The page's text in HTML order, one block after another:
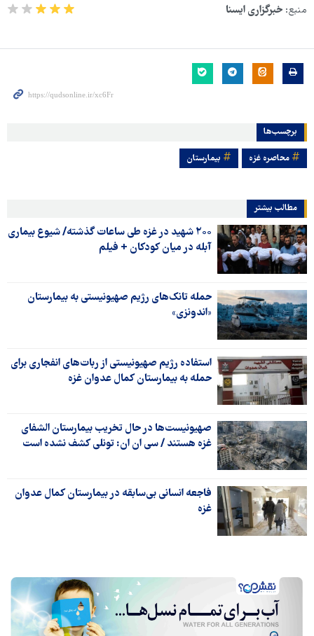
منبع: خبرگزاری ایسنا
برچسب‌ها
محاصره غزه بیمارستان
مطالب بیشتر
۲۰۰ شهید در غزه طی ساعات گذشته/ شیوع بیماری
آبله در میان کودکان + فیلم
حمله تانک‌های رژیم صهیونیستی به بیمارستان
«اندونزی»
استفاده رژیم صهیونیستی از ربات‌های انفجاری برای
حمله به بیمارستان کمال عدوان غزه
صهیونیست‌ها در حال تخریب بیمارستان الشفای
غزه هستند / سی ان ان: تونلی کشف نشده است
فاجعه انسانی بی‌سابقه در بیمارستان کمال عدوان
غزه